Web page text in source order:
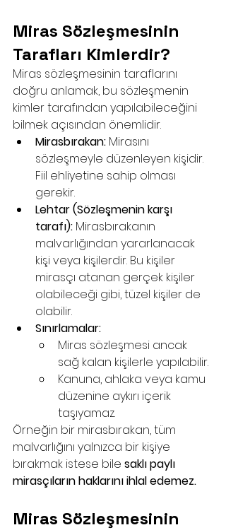
Miras Sözleşmesinin
Tarafları Kimlerdir?
Miras sözleşmesinin taraflarını
doğru anlamak, bu sözleşmenin
kimler tarafından yapılabileceğini
bilmek açısından önemlidir.
Mirasbırakan: Mirasını
sözleşmeyle düzenleyen kişidir.
Fiil ehliyetine sahip olması
gerekir.
Lehtar (Sözleşmenin karşı
tarafı): Mirasbırakanın
malvarlığından yararlanacak
kişi veya kişilerdir. Bu kişiler
mirasçı atanan gerçek kişiler
olabileceği gibi, tüzel kişiler de
olabilir.
Sınırlamalar:
Miras sözleşmesi ancak
sağ kalan kişilerle yapılabilir.
Kanuna, ahlaka veya kamu
düzenine aykırı içerik
taşıyamaz.
Örneğin bir mirasbırakan, tüm
malvarlığını yalnızca bir kişiye
bırakmak istese bile saklı paylı
mirasçıların haklarını ihlal edemez.
Miras Sözleşmesinin